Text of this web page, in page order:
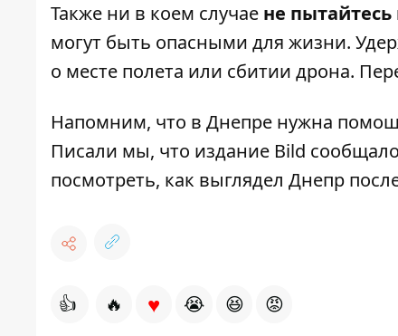
Также ни в коем случае не пытайтесь
могут быть опасными для жизни.
о месте полета или сбитии дрона.
Напомним, что в Днепре нужна
Писали мы, что издание Bild
посмотреть, как выглядел Днепр
👍 🔥 ♥ 😭 😆 😡